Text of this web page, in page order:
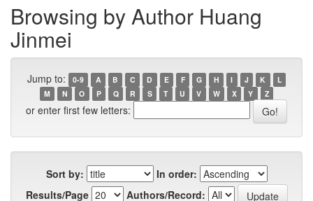
Browsing by Author Huang
Jinmei
Jump to: 0-9 A B C D E F G H I J K
L
M
N O P Q R S T U V W X Y Z
or enter first few letters:
Sort by:
In order:
Results/Page
Authors/Record: